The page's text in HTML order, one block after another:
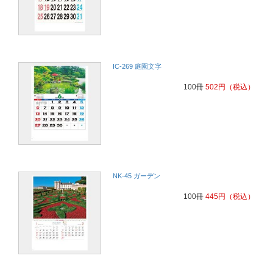
IC-269 庭園文字
100冊 502 円 （税込）
NK-45 ガーデン
100冊 445円 （税込）